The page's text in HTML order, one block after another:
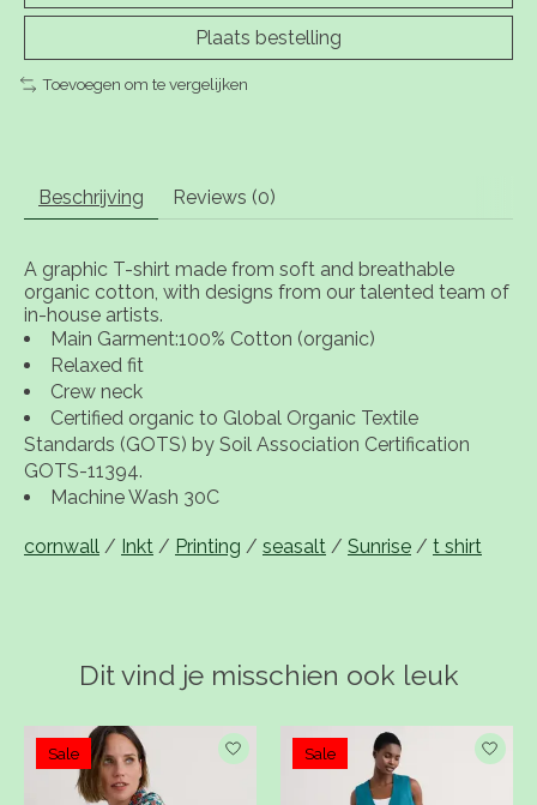
Plaats bestelling
Toevoegen om te vergelijken
Beschrijving Reviews (0)
A graphic T-shirt made from soft and breathable
organic cotton, with designs from our talented team of
in-house artists.
Main Garment:100% Cotton (organic)
Relaxed fit
Crew neck
Certified organic to Global Organic Textile
Standards (GOTS) by Soil Association Certification
GOTS-11394.
Machine Wash 30C
cornwall / Inkt / Printing / seasalt / Sunrise / t shirt
Dit vind je misschien ook leuk
Items van productcarrousel
Sale Sale